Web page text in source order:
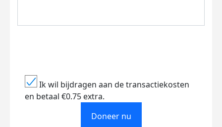
Ik wil bijdragen aan de transactiekosten
en betaal €0.75 extra.
Doneer nu